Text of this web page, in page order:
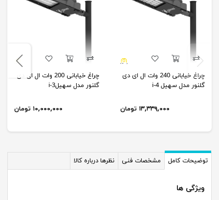
چراغ خیابانی 240 وات ال ای دی
گلنور مدل سهیل i-4
۱۳,۳۳۹,۰۰۰ تومان
چراغ خیابانی 200 وات ال ای دی
گلنور مدل سهیل3-i
۱۰,۰۰۰,۰۰۰ تومان
توضیحات کامل مشخصات فنی نظرها درباره کالا
ویژگی ها